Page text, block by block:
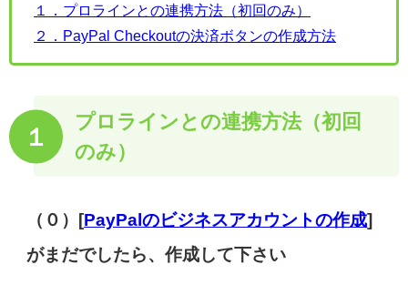
１．プロラインとの連携方法 （初回のみ）
２．PayPal Checkoutの決済ボタンの作成方法
１
プロラインとの連携方法（初回
のみ）
（０）[PayPalのビジネスアカウントの作成]
がまだでしたら、作成して下さい